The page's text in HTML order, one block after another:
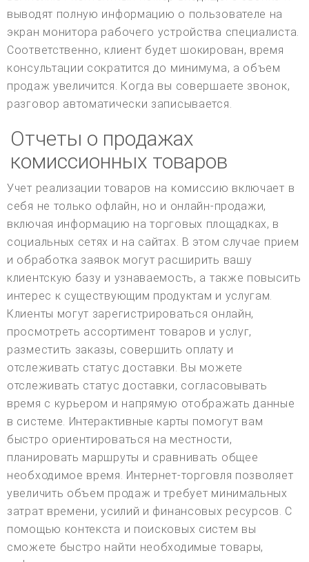
выводят полную информацию о пользователе на
экран монитора рабочего устройства специалиста.
Соответственно, клиент будет шокирован, время
консультации сократится до минимума, а объем
продаж увеличится. Когда вы совершаете звонок,
разговор автоматически записывается.
Отчеты о продажах
комиссионных товаров
Учет реализации товаров на комиссию включает в
себя не только офлайн, но и онлайн-продажи,
включая информацию на торговых площадках, в
социальных сетях и на сайтах. В этом случае прием
и обработка заявок могут расширить вашу
клиентскую базу и узнаваемость, а также повысить
интерес к существующим продуктам и услугам.
Клиенты могут зарегистрироваться онлайн,
просмотреть ассортимент товаров и услуг,
разместить заказы, совершить оплату и
отслеживать статус доставки. Вы можете
отслеживать статус доставки, согласовывать
время с курьером и напрямую отображать данные
в системе. Интерактивные карты помогут вам
быстро ориентироваться на местности,
планировать маршруты и сравнивать общее
необходимое время. Интернет-торговля позволяет
увеличить объем продаж и требует минимальных
затрат времени, усилий и финансовых ресурсов. С
помощью контекста и поисковых систем вы
сможете быстро найти необходимые товары,